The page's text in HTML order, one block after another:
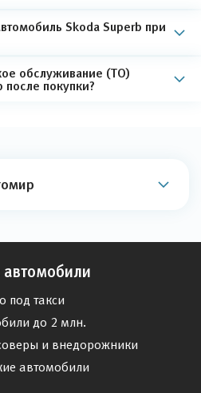
Skoda Superb при
обслуживание (ТО)
после покупки?
автомобили
под такси
до 2 млн.
и внедорожники
автомобили